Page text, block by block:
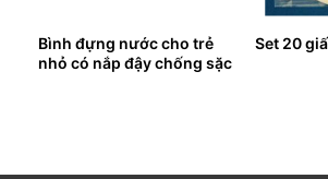
Bình đựng nước cho trẻ
nhỏ có nắp đậy chống sặc
Set 20